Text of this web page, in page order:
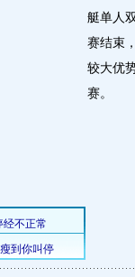
艇单人
赛结束
较大优
赛。